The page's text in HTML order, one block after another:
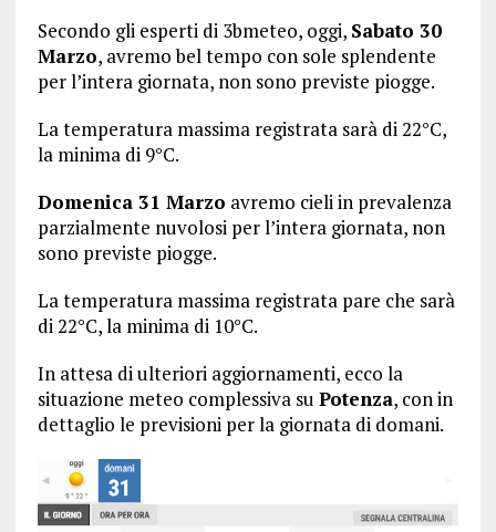
Secondo gli esperti di 3bmeteo, oggi, Sabato 30
Marzo, avremo bel tempo con sole splendente
per l’intera giornata, non sono previste piogge.
La temperatura massima registrata sarà di 22°C,
la minima di 9°C.
Domenica 31 Marzo avremo cieli in prevalenza
parzialmente nuvolosi per l’intera giornata, non
sono previste piogge.
La temperatura massima registrata pare che sarà
di 22°C, la minima di 10°C.
In attesa di ulteriori aggiornamenti, ecco la
situazione meteo complessiva su Potenza, con in
dettaglio le previsioni per la giornata di domani.